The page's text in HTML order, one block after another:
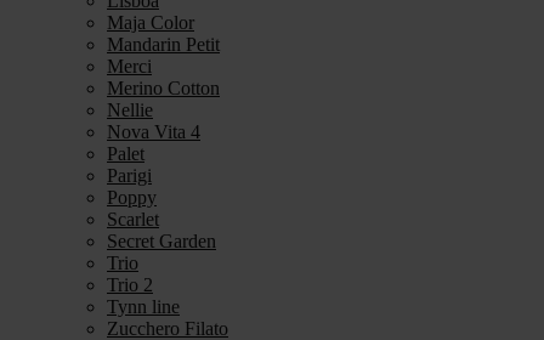
Maja Color
Mandarin Petit
Merci
Merino Cotton
Nellie
Nova Vita 4
Palet
Parigi
Poppy
Scarlet
Secret Garden
Trio
Trio 2
Tynn line
Zucchero Filato